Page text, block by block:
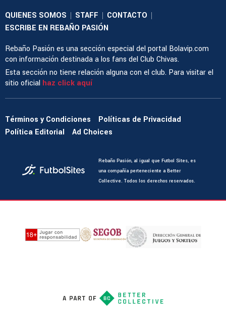
QUIENES SOMOS STAFF CONTACTO
ESCRIBE EN REBAÑO PASIÓN
Rebaño Pasión es una sección especial del portal Bolavip.com
con información destinada a los fans del Club Chivas.
Esta sección no tiene relación alguna con el club. Para visitar el
sitio oficial haz click aquí
Términos y Condiciones
Políticas de Privacidad
Política Editorial
Ad Choices
Rebaño Pasión, al igual que Futbol Sites, es
una compañía perteneciente a Better
Collective. Todos los derechos reservados.